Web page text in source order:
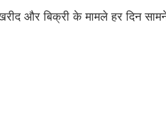
और बिक्री के मामले हर दिन